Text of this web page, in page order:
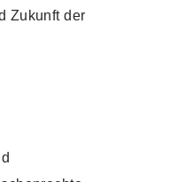
Zukunft der